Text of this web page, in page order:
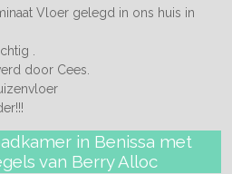
Vloer gelegd in ons huis in
.
door Cees.
in Benissa met
van Berry Alloc